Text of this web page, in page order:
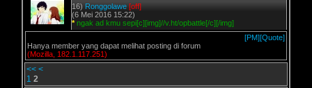
16) Ronggolawe [off]
(6 Mei 2016 15:22)
* ngak ad kmu sepi[c][img]//v.ht/opbattle[/c][/img]
[PM][Quote]
Hanya member yang dapat melihat posting di forum
(Mozilla, 182.1.117.251)
<< <
1 2